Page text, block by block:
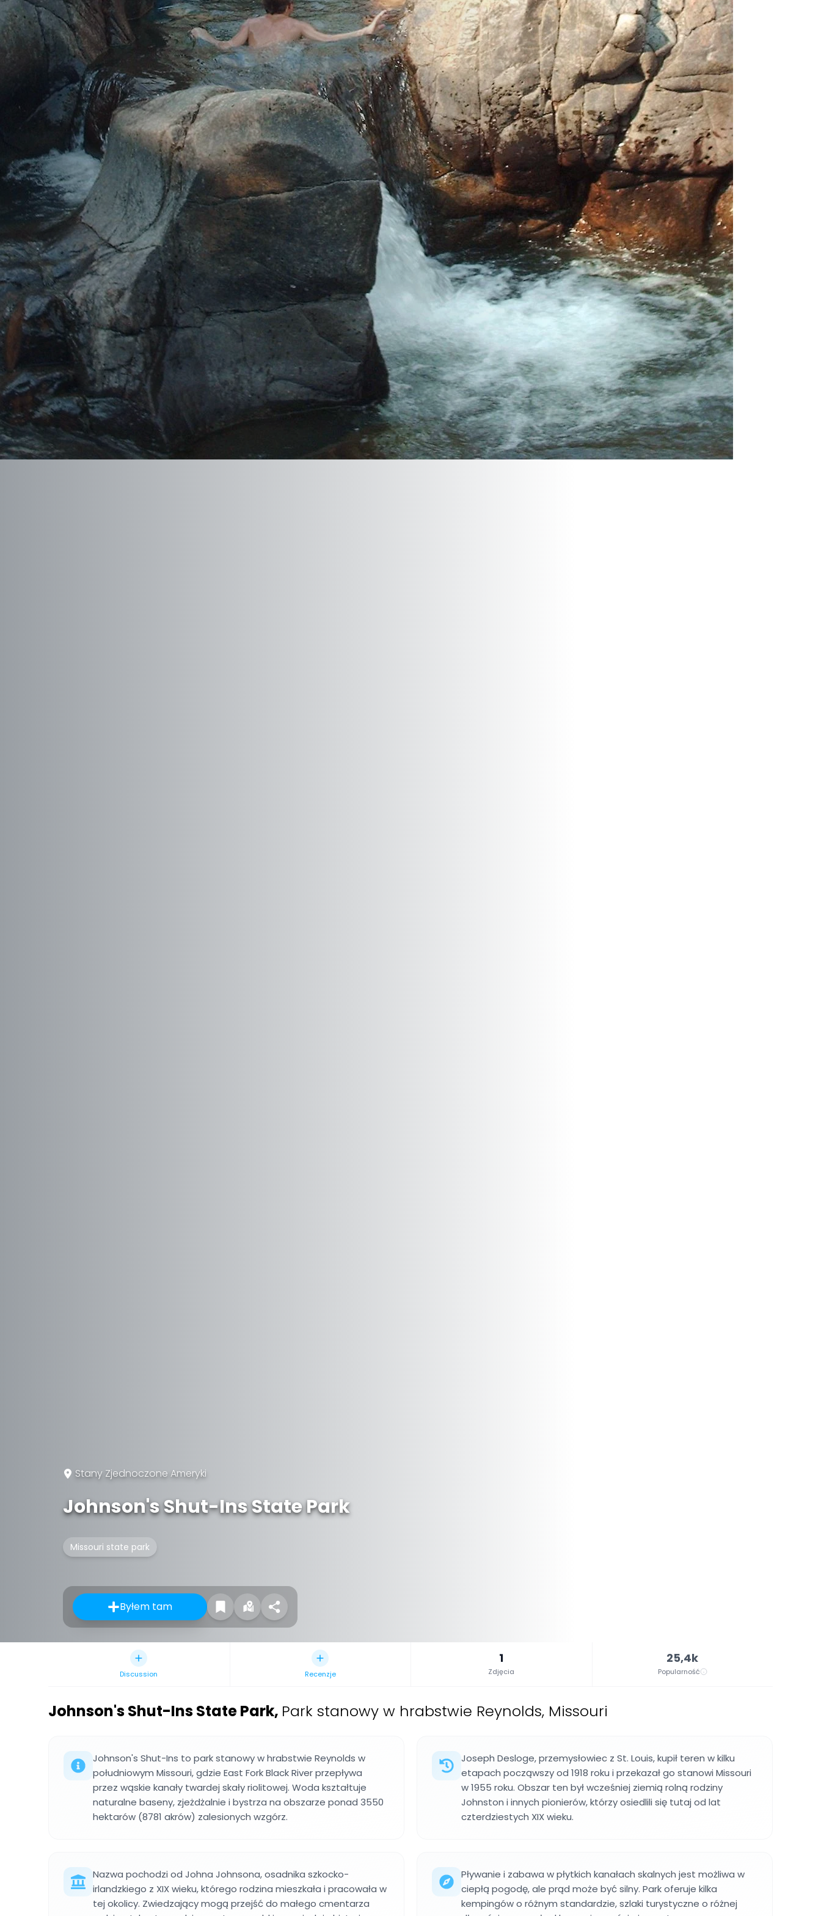
Stany Zjednoczone Ameryki
Johnson's Shut-Ins State Park
Missouri state park
Byłem tam
Discussion Recenzje
1
Zdjęcia
25,4k
Popularność
Johnson's Shut-Ins State Park, Park stanowy w hrabstwie Reynolds, Missouri
Johnson's Shut-Ins to park stanowy w hrabstwie Reynolds w
południowym Missouri, gdzie East Fork Black River przepływa
przez wąskie kanały twardej skały riolitowej. Woda kształtuje
naturalne baseny, zjeżdżalnie i bystrza na obszarze ponad 3550
hektarów (8781 akrów) zalesionych wzgórz.
Joseph Desloge, przemysłowiec z St. Louis, kupił teren w kilku
etapach począwszy od 1918 roku i przekazał go stanowi Missouri
w 1955 roku. Obszar ten był wcześniej ziemią rolną rodziny
Johnston i innych pionierów, którzy osiedlili się tutaj od lat
czterdziestych XIX wieku.
Nazwa pochodzi od Johna Johnsona, osadnika szkocko-
irlandzkiego z XIX wieku, którego rodzina mieszkała i pracowała w
tej okolicy. Zwiedzający mogą przejść do małego cmentarza
Pływanie i zabawa w płytkich kanałach skalnych jest możliwa w
ciepłą pogodę, ale prąd może być silny. Park oferuje kilka
kempingów o różnym standardzie, szlaki turystyczne o różnej